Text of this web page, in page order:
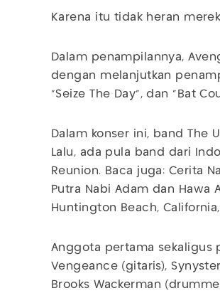
Karena itu tidak heran
Dalam penampilannya,
dengan melanjutkan
"Seize The Day", dan "Bat
Dalam konser ini, band The
Lalu, ada pula band dari
Reunion. Baca juga: Cerita
Putra Nabi Adam dan Hawa
Huntington Beach,
Anggota pertama sekaligus
Vengeance (gitaris),
Brooks Wackerman